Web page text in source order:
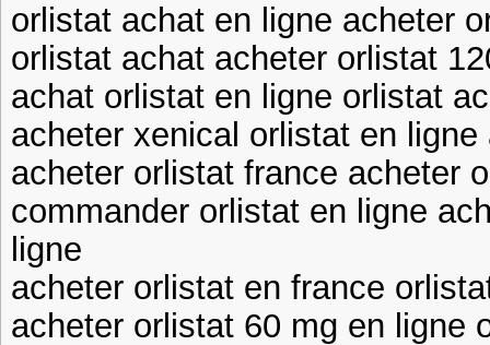
orlistat achat en ligne acheter
orlistat achat acheter orlistat
achat orlistat en ligne orlistat
acheter xenical orlistat en
acheter orlistat france acheter
commander orlistat en ligne
ligne
acheter orlistat en france
acheter orlistat 60 mg en ligne